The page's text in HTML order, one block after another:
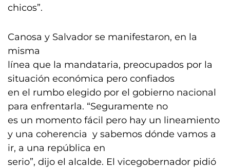
chicos”.
Canosa y Salvador se manifestaron, en la
misma
línea que la mandataria, preocupados por la
situación económica pero confiados
en el rumbo elegido por el gobierno nacional
para enfrentarla. “Seguramente no
es un momento fácil pero hay un lineamiento
y una coherencia y sabemos dónde vamos a
ir, a una república en
serio”, dijo el alcalde. El vicegobernador pidió